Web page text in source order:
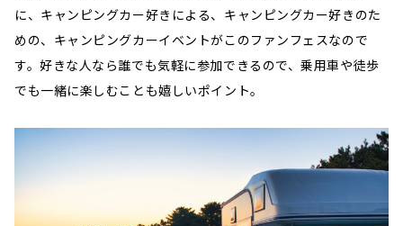
に、キャンピングカー好きによる、キャンピングカー好きのた
めの、キャンピングカーイベントがこのファンフェスなので
す。好きな人なら誰でも気軽に参加できるので、乗用車や徒歩
でも一緒に楽しむことも嬉しいポイント。